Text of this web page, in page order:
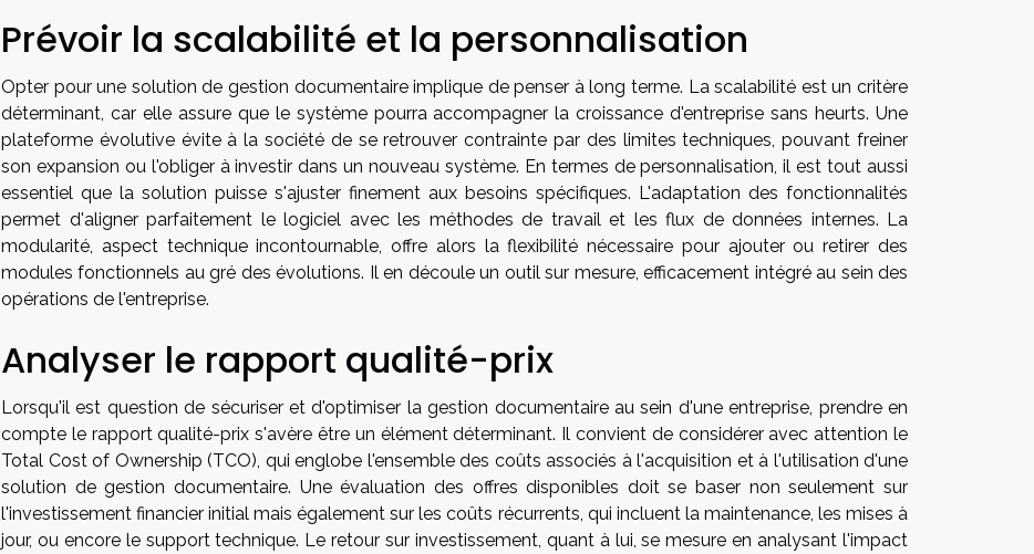
Prévoir la scalabilité et la personnalisation
Opter pour une solution de gestion documentaire implique de penser à long terme. La scalabilité est un critère
déterminant, car elle assure que le système pourra accompagner la croissance d'entreprise sans heurts. Une
plateforme évolutive évite à la société de se retrouver contrainte par des limites techniques, pouvant freiner
son expansion ou l'obliger à investir dans un nouveau système. En termes de personnalisation, il est tout aussi
essentiel que la solution puisse s'ajuster finement aux besoins spécifiques. L'adaptation des fonctionnalités
permet d'aligner parfaitement le logiciel avec les méthodes de travail et les flux de données internes. La
modularité, aspect technique incontournable, offre alors la flexibilité nécessaire pour ajouter ou retirer des
modules fonctionnels au gré des évolutions. Il en découle un outil sur mesure, efficacement intégré au sein des
opérations de l'entreprise.
Analyser le rapport qualité-prix
Lorsqu'il est question de sécuriser et d'optimiser la gestion documentaire au sein d'une entreprise, prendre en
compte le rapport qualité-prix s'avère être un élément déterminant. Il convient de considérer avec attention le
Total Cost of Ownership (TCO), qui englobe l'ensemble des coûts associés à l'acquisition et à l'utilisation d'une
solution de gestion documentaire. Une évaluation des offres disponibles doit se baser non seulement sur
l'investissement financier initial mais également sur les coûts récurrents, qui incluent la maintenance, les mises à
jour, ou encore le support technique. Le retour sur investissement, quant à lui, se mesure en analysant l'impact